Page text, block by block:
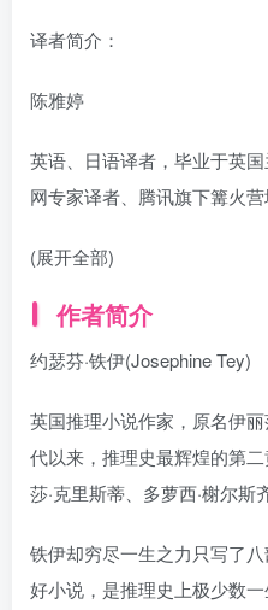
译者简介：
陈雅婷
英语、日语译者，毕业于英
网专家译者、腾讯旗下篝火
(展开全部)
作者简介
约瑟芬·铁伊(Josephine Tey)
英国推理小说作家，原名伊
代以来，推理史最辉煌的第
莎·克里斯蒂、多萝西·榭尔斯
铁伊却穷尽一生之力只写了
好小说，是推理史上极少数一